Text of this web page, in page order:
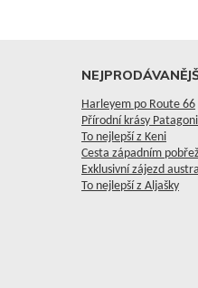
Harleyem po Route 66
Přírodní krásy
To nejlepší z Keni
Cesta západním
Exklusivní zájezd
To nejlepší z Aljašky